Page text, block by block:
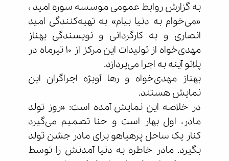
به گزارش روابط عمومی موسسه سوره امید ،
«می‌خوام به دنیا بیام» به تهیه‌کنندگی امید
انصاری و به کارگردانی و نویسندگی بهناز
مهدی‌خواه از تولیدات این مرکز از ۱۰ تیرماه در
پلاتو آینه به اجرا می‌پردازد.
بهناز مهدی‌خواه و رها آویژه اجراگران این
نمایش هستند.
در خلاصه این نمایش آمده است: «روز تولد
مادر، اول بهار است و حنا تصمیم می‌گیرد
کنار یک ساحل پرهیاهو برای مادر جشن تولد
بگیرد. مادر خاطره به دنیا آمدنش را توسط